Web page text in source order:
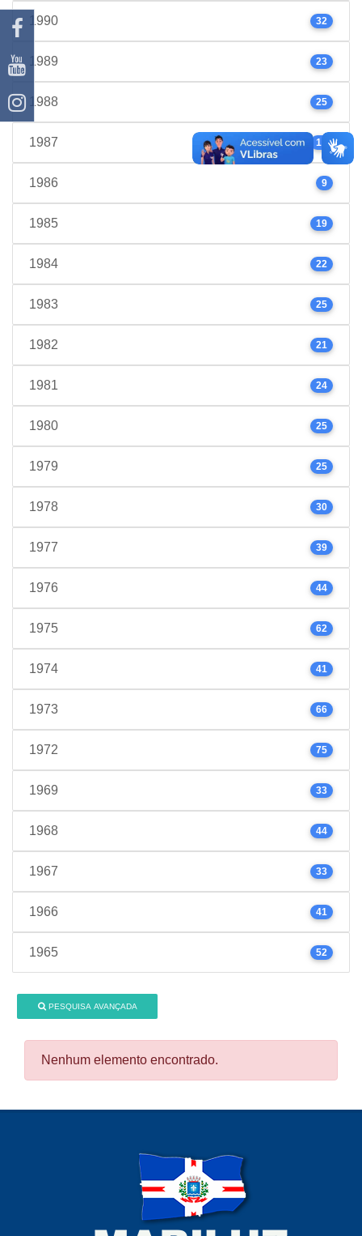
1990 32
1989 23
1988 25
1987 17
1986 9
1985 19
1984 22
1983 25
1982 21
1981 24
1980 25
1979 25
1978 30
1977 39
1976 44
1975 62
1974 41
1973 66
1972 75
1969 33
1968 44
1967 33
1966 41
1965 52
PESQUISA AVANÇADA
Nenhum elemento encontrado.